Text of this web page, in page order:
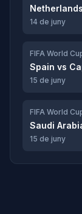
Netherlands
14 de juny
FIFA World
Spain vs
15 de juny
FIFA World
Saudi
15 de juny